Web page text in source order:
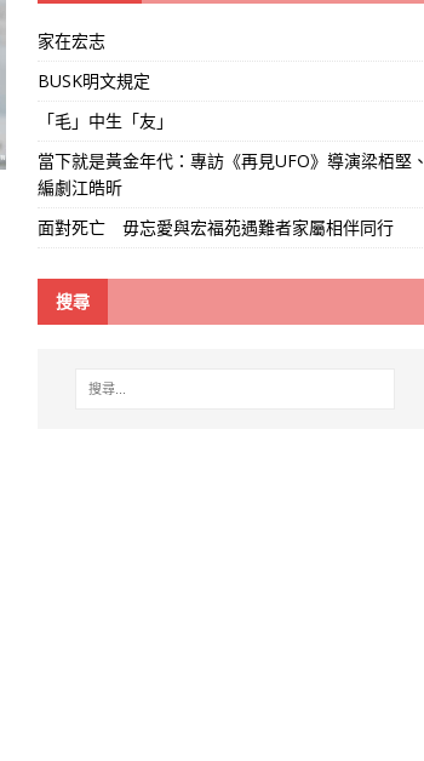
家在宏志
BUSK明文規定
「毛」中生「友」
當下就是黃金年代：專訪《再見UFO》導演梁栢堅、
編劇江皓昕
面對死亡 毋忘愛與宏福苑遇難者家屬相伴同行
搜尋